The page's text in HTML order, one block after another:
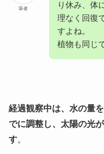
筆者
り休み、体
理なく回復
すよね。
植物も同じ
経過観察中は、水の量
でに調整し、太陽の光
す。